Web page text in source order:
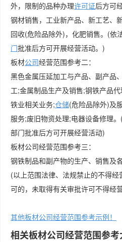
外，限制的品种办理许可证后方可
钢材销售，工业新产品、新工艺、
回收(危险品除外)，化肥销售。(依
门批准后方可开展经营活动。)
板材公司经营范围参考二：
黑色金属压延加工与产品、副产品
工;金属制品生产及销售;钢铁产品
铁业相关业务;仓储(危险品除外)及
服务;废旧物资处理;电器设备修理
部门批准后方可开展经营活动)
板材公司经营范围参考三：
钢铁制品和副产物的生产、销售及
(以上范围法律、法规禁止的不得
可的，未取得有关审批许可不得经
其他板材公司经营范围参考示例！
相关板材公司经营范围参